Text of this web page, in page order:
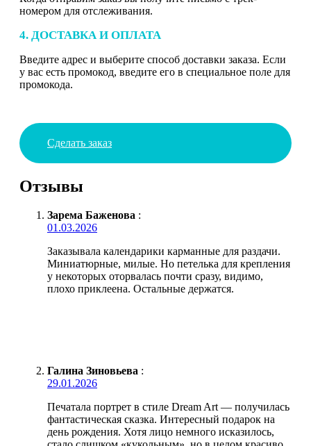
номером для отслеживания.
4. ДОСТАВКА И ОПЛАТА
Введите адрес и выберите способ доставки заказа. Если
у вас есть промокод, введите его в специальное поле для
промокода.
Сделать заказ
Отзывы
Зарема Баженова :
01.03.2026
Заказывала календарики карманные для раздачи.
Миниатюрные, милые. Но петелька для крепления
у некоторых оторвалась почти сразу, видимо,
плохо приклеена. Остальные держатся.
Галина Зиновьева :
29.01.2026
Печатала портрет в стиле Dream Art — получилась
фантастическая сказка. Интересный подарок на
день рождения. Хотя лицо немного исказилось,